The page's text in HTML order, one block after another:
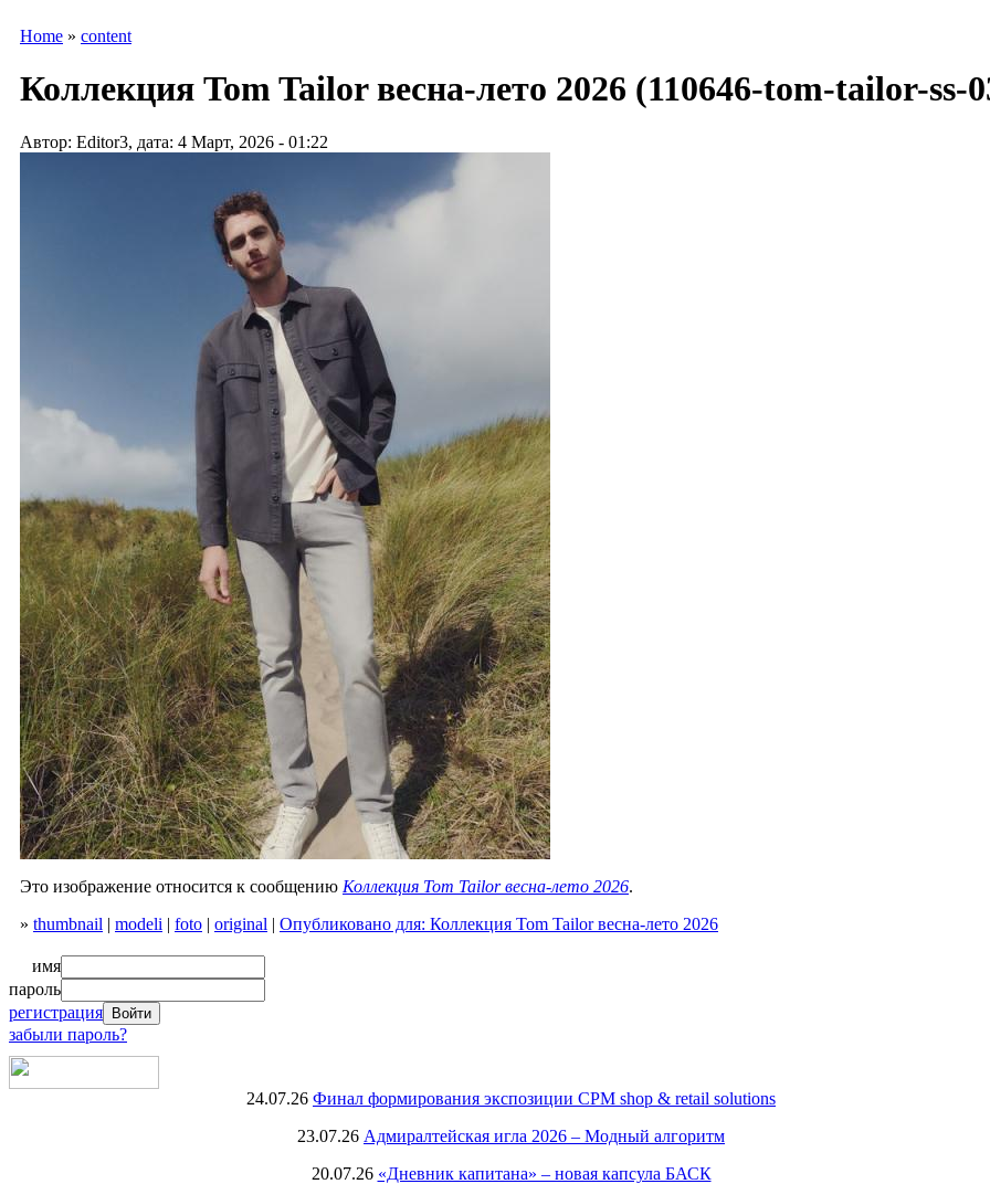
Home » content
Коллекция Tom Tailor весна-лето 2026 (110646-tom-tailor-ss-
Автор: Editor3, дата: 4 Март, 2026 - 01:22
Это изображение относится к сообщению Коллекция Tom Tailor весна-лето 2026.
» thumbnail | modeli | foto | original | Опубликовано для: Коллекция Tom Tailor весна-лето 2026
имя
пароль
регистрация
забыли пароль?
24.07.26 Финал формирования экспозиции CPM shop & retail solutions
23.07.26 Адмиралтейская игла 2026 – Модный алгоритм
20.07.26 «Дневник капитана» – новая капсула БАСК